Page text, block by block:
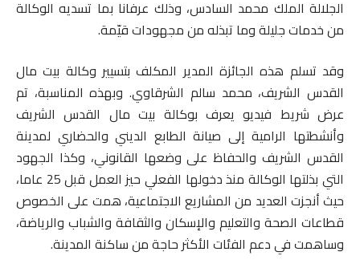
الجلالة الملك محمد السادس، وذلك عرفانا بما تسديه الوكالة
من خدمات جليلة وما تبذله من مجهودات قيّمة.
وقد تسلم هذه الجائزة المدير المكلف بتسيير وكالة بيت مال
القدس الشريف، محمد سالم الشرقاوي. وبهذه المناسبة، تم
عرض شريط فيديو يعرف بوكالة بيت مال القدس الشريف
وأنشطتها الرامية إلى صيانة الطابع الديني والحضاري لمدينة
القدس الشريف والحفاظ على وضعها القانوني، وكذا الجهود
التي بذلتها الوكالة منذ دخولها الفعلي حيز العمل قبل 25 عاما،
حيث أنجزت العديد من المشاريع الاجتماعية، همت على الخصوص
قطاعات الصحة والتعليم والإسكان والثقافة والشباب والرياضة،
وساهمت في دعم الفئات الأكثر حاجة من ساكنة المدينة.